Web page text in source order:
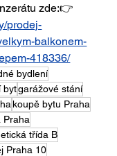
zde:👉
prodej-
balkonem-
418336/
bydlení
bytgarážové stání
koupě bytu Praha
Praha
třída B
Praha 10